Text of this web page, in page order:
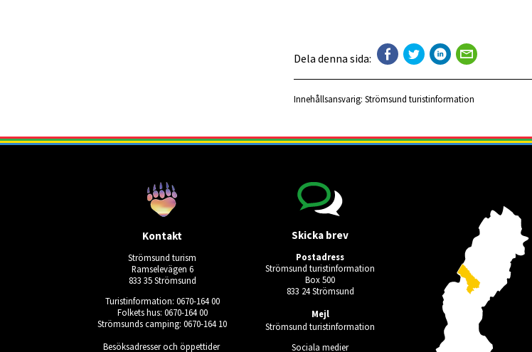
Dela denna sida:
Innehållsansvarig: Strömsund turistinformation
Kontakt
Strömsund turism
Ramselevägen 6
833 35 Strömsund
Turistinformation: 0670-164 00
Folkets hus: 0670-164 00
Strömsunds camping: 0670-164 10
Besöksadresser och öppettider
Skicka brev
Postadress
Strömsund turistinformation
Box 500
833 24 Strömsund
Mejl
Strömsund turistinformation
Sociala medier